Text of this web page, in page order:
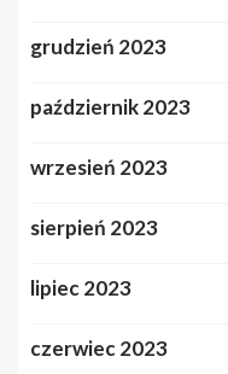
grudzień 2023
październik 2023
wrzesień 2023
sierpień 2023
lipiec 2023
czerwiec 2023